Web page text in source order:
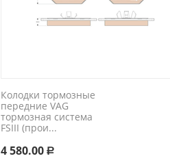
Колодки тормозные
передние VAG
тормозная система
FSIII (прои...
4 580.00 Р